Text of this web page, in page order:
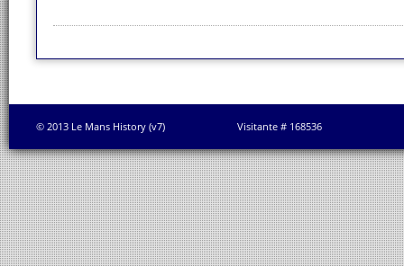
© 2013 Le Mans History (v7) Visitante # 168536